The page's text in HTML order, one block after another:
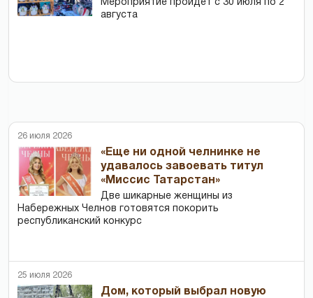
Мероприятие пройдет с 30 июля по 2
августа
26 июля 2026
«Еще ни одной челнинке не
удавалось завоевать титул
«Миссис Татарстан»
Две шикарные женщины из
Набережных Челнов готовятся покорить
республиканский конкурс
25 июля 2026
Дом, который выбрал новую